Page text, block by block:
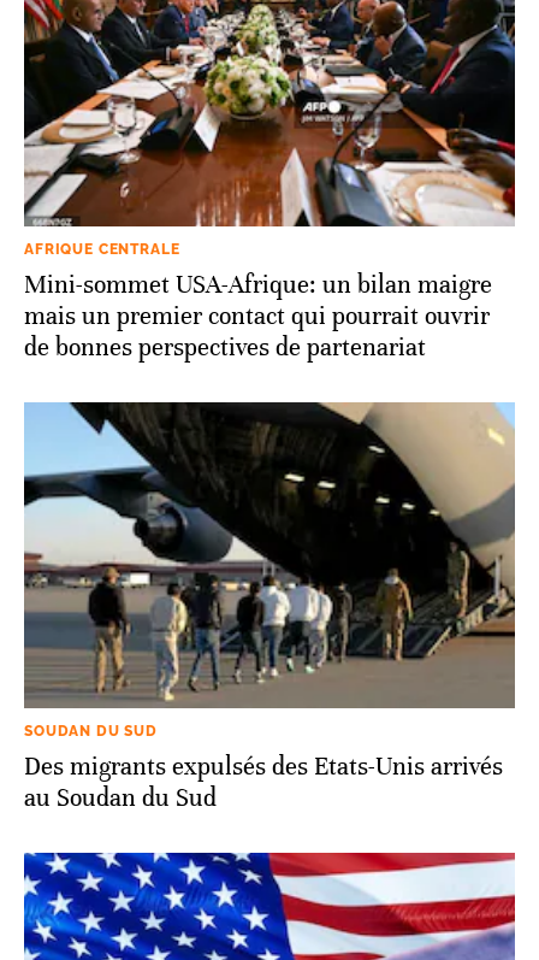
AFRIQUE CENTRALE
Mini-sommet USA-Afrique: un bilan maigre
mais un premier contact qui pourrait ouvrir
de bonnes perspectives de partenariat
SOUDAN DU SUD
Des migrants expulsés des Etats-Unis arrivés
au Soudan du Sud